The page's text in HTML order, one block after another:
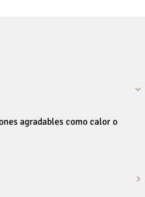
agradables como calor o